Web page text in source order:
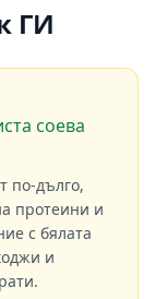
ГИ
соева
по-дълго,
протеини и
с бялата
и